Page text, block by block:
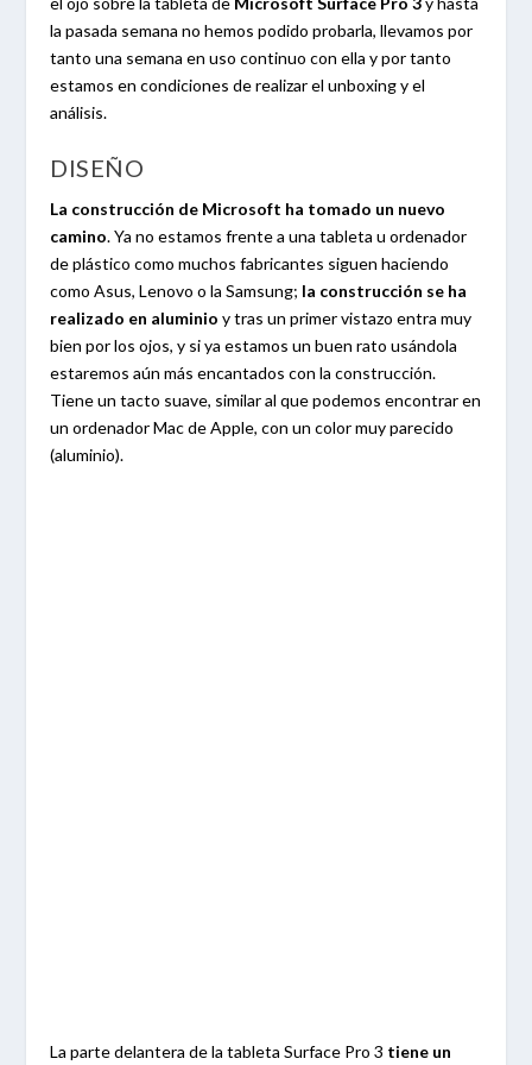
la pasada semana no hemos podido probarla, llevamos por
tanto una semana en uso continuo con ella y por tanto
estamos en condiciones de realizar el unboxing y el
análisis.
DISEÑO
La construcción de Microsoft ha tomado un nuevo
camino. Ya no estamos frente a una tableta u ordenador
de plástico como muchos fabricantes siguen haciendo
como Asus, Lenovo o la Samsung; la construcción se ha
realizado en aluminio y tras un primer vistazo entra muy
bien por los ojos, y si ya estamos un buen rato usándola
estaremos aún más encantados con la construcción.
Tiene un tacto suave, similar al que podemos encontrar en
un ordenador Mac de Apple, con un color muy parecido
(aluminio).
La parte delantera de la tableta Surface Pro 3 tiene un